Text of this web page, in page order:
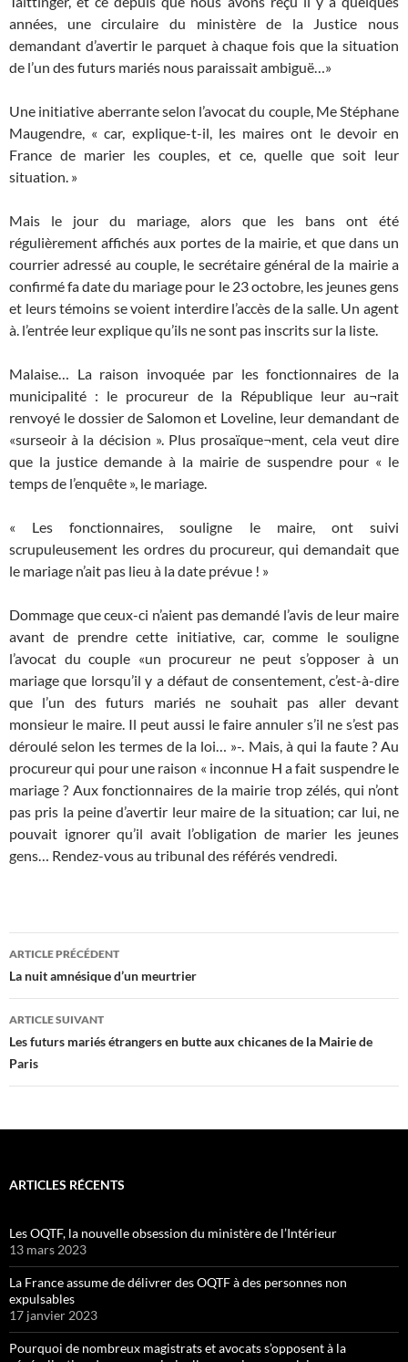
années, une circulaire du ministère de la Justice nous
demandant d’avertir le parquet à chaque fois que la situation
de l’un des futurs mariés nous paraissait ambiguë…»
Une initiative aberrante selon l’avocat du couple, Me Stéphane
Maugendre, « car, explique-t-il, les maires ont le devoir en
France de marier les couples, et ce, quelle que soit leur
situation. »
Mais le jour du mariage, alors que les bans ont été
régulièrement affichés aux portes de la mairie, et que dans un
courrier adressé au couple, le secrétaire général de la mairie a
confirmé fa date du mariage pour le 23 octobre, les jeunes gens
et leurs témoins se voient interdire l’accès de la salle. Un agent
à. l’entrée leur explique qu’ils ne sont pas inscrits sur la liste.
Malaise… La raison invoquée par les fonctionnaires de la
municipalité : le procureur de la République leur au¬rait
renvoyé le dossier de Salomon et Loveline, leur demandant de
«surseoir à la décision ». Plus prosaïque¬ment, cela veut dire
que la justice demande à la mairie de suspendre pour « le
temps de l’enquête », le mariage.
« Les fonctionnaires, souligne le maire, ont suivi
scrupuleusement les ordres du procureur, qui demandait que
le mariage n’ait pas lieu à la date prévue ! »
Dommage que ceux-ci n’aient pas demandé l’avis de leur maire
avant de prendre cette initiative, car, comme le souligne
l’avocat du couple «un procureur ne peut s’opposer à un
mariage que lorsqu’il y a défaut de consentement, c’est-à-dire
que l’un des futurs mariés ne souhait pas aller devant
monsieur le maire. Il peut aussi le faire annuler s’il ne s’est pas
déroulé selon les termes de la loi… »-. Mais, à qui la faute ? Au
procureur qui pour une raison « inconnue H a fait suspendre le
mariage ? Aux fonctionnaires de la mairie trop zélés, qui n’ont
pas pris la peine d’avertir leur maire de la situation; car lui, ne
pouvait ignorer qu’il avait l’obligation de marier les jeunes
gens… Rendez-vous au tribunal des référés vendredi.
Navigation
des
articles
ARTICLE PRÉCÉDENT
La nuit amnésique d’un meurtrier
ARTICLE SUIVANT
Les futurs mariés étrangers en butte aux chicanes de la Mairie de
Paris
ARTICLES RÉCENTS
Les OQTF, la nouvelle obsession du ministère de l’Intérieur
13 mars 2023
La France assume de délivrer des OQTF à des personnes non
expulsables
17 janvier 2023
Pourquoi de nombreux magistrats et avocats s’opposent à la